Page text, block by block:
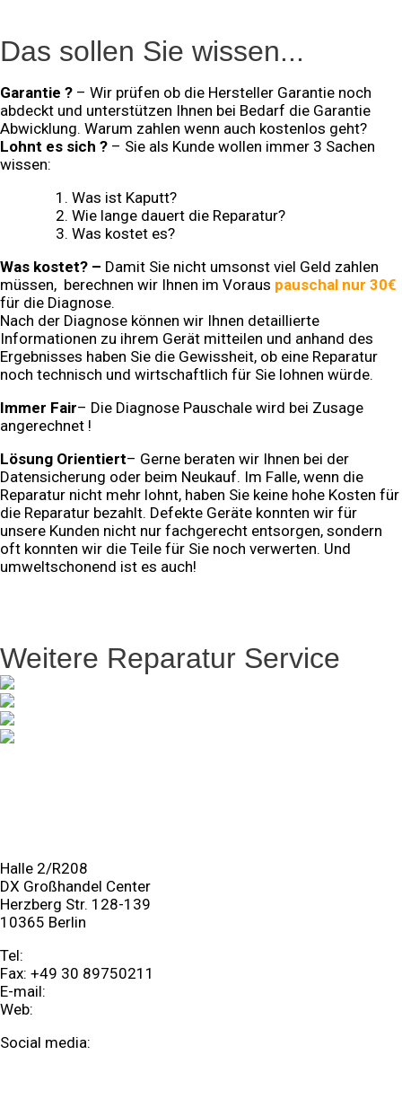
Das sollen Sie wissen...
Garantie ? – Wir prüfen ob die Hersteller Garantie noch
abdeckt und unterstützen Ihnen bei Bedarf die Garantie
Abwicklung. Warum zahlen wenn auch kostenlos geht?
Lohnt es sich ? – Sie als Kunde wollen immer 3 Sachen
wissen:
Was ist Kaputt?
Wie lange dauert die Reparatur?
Was kostet es?
Was kostet? – Damit Sie nicht umsonst viel Geld zahlen
müssen, berechnen wir Ihnen im Voraus pauschal nur 30€
für die Diagnose.
Nach der Diagnose können wir Ihnen detaillierte
Informationen zu ihrem Gerät mitteilen und anhand des
Ergebnisses haben Sie die Gewissheit, ob eine Reparatur
noch technisch und wirtschaftlich für Sie lohnen würde.
Immer Fair– Die Diagnose Pauschale wird bei Zusage
angerechnet !
Lösung Orientiert– Gerne beraten wir Ihnen bei der
Datensicherung oder beim Neukauf. Im Falle, wenn die
Reparatur nicht mehr lohnt, haben Sie keine hohe Kosten für
die Reparatur bezahlt. Defekte Geräte konnten wir für
unsere Kunden nicht nur fachgerecht entsorgen, sondern
oft konnten wir die Teile für Sie noch verwerten. Und
umweltschonend ist es auch!
Weitere Reparatur Service
Halle 2/R208
DX Großhandel Center
Herzberg Str. 128-139
10365 Berlin
Tel:
Fax: +49 30 89750211
E-mail:
Web:
Social media: